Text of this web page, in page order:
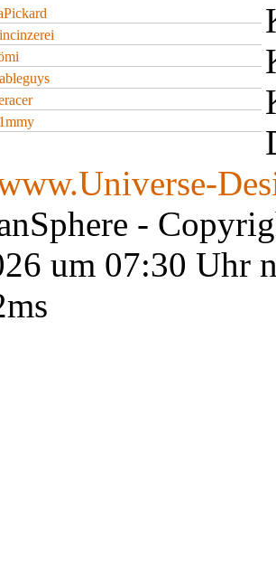
-
um 07:30 Uhr